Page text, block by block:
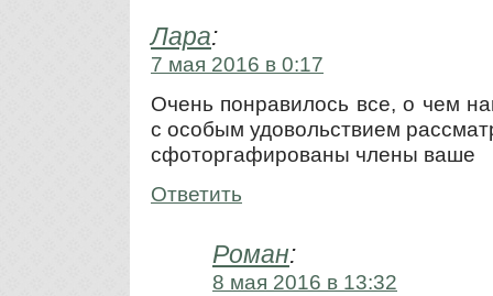
Лара:
7 мая 2016 в 0:17
Очень понравилось все, о чем
с особым удовольствием
сфоторгафированы члены ваше
Ответить
Роман:
8 мая 2016 в 13:32